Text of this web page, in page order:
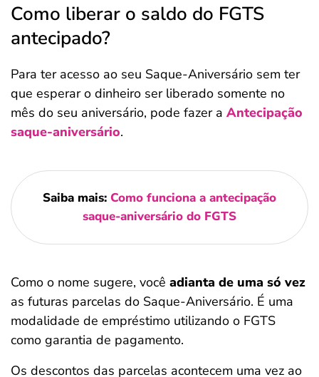
Como liberar o saldo do FGTS
antecipado?
Para ter acesso ao seu Saque-Aniversário sem ter
que esperar o dinheiro ser liberado somente no
mês do seu aniversário, pode fazer a Antecipação
saque-aniversário.
Saiba mais: Como funciona a antecipação
saque-aniversário do FGTS
Como o nome sugere, você adianta de uma só vez
as futuras parcelas do Saque-Aniversário. É uma
modalidade de empréstimo utilizando o FGTS
como garantia de pagamento.
Os descontos das parcelas acontecem uma vez ao